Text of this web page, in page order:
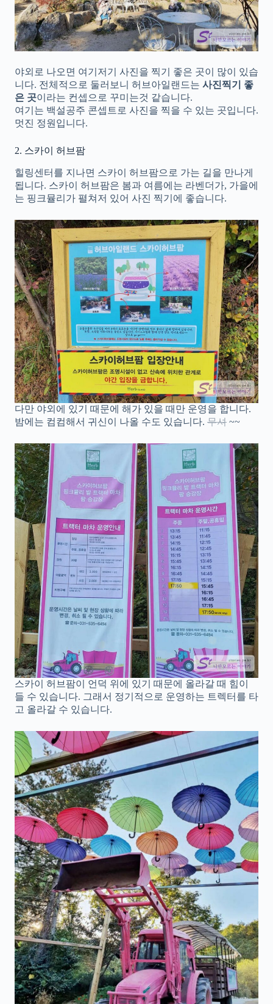
야외로 나오면 여기저기 사진을 찍기 좋은 곳이 많이 있습
니다. 전체적으로 둘러보니 허브아일랜드는 사진찍기 좋
은 곳이라는 컨셉으로 꾸미는것 같습니다.
여기는 백설공주 콘셉트로 사진을 찍을 수 있는 곳입니다.
멋진 정원입니다.
2. 스카이 허브팜
힐링센터를 지나면 스카이 허브팜으로 가는 길을 만나게
됩니다. 스카이 허브팜은 봄과 여름에는 라벤더가, 가을에
는 핑크뮬리가 펼쳐저 있어 사진 찍기에 좋습니다.
다만 야외에 있기 때문에 해가 있을 때만 운영을 합니다.
밤에는 컴컴해서 귀신이 나올 수도 있습니다. 무셔 ~~
스카이 허브팜이 언덕 위에 있기 때문에 올라갈 때 힘이
들 수 있습니다. 그래서 정기적으로 운영하는 트렉터를 타
고 올라갈 수 있습니다.